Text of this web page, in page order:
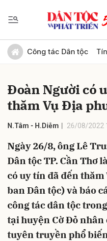
Công tác Dân tộc
Đoàn Người có
thăm Vụ Địa
N.Tâm - H.Diễm 26/08/2022
Ngày 26/8, ông Lê
Dân tộc TP. Cần Thơ
có uy tín đã đến
ban Dân tộc) và báo
công tác dân tộc
tại huyện Cờ Đỏ
tuyên truyền phổ
Gửi bình luận